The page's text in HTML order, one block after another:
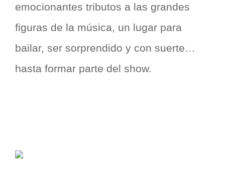
emocionantes tributos a las grandes
figuras de la música, un lugar para
bailar, ser sorprendido y con suerte…
hasta formar parte del show.